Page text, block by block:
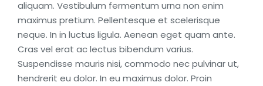
aliquam. Vestibulum fermentum urna non enim
maximus pretium. Pellentesque et scelerisque
neque. In in luctus ligula. Aenean eget quam ante.
Cras vel erat ac lectus bibendum varius.
Suspendisse mauris nisi, commodo nec pulvinar ut,
hendrerit eu dolor. In eu maximus dolor. Proin